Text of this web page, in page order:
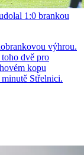
1:0 brankou
výhrou.
dvě pro
kopu
Střelnici.